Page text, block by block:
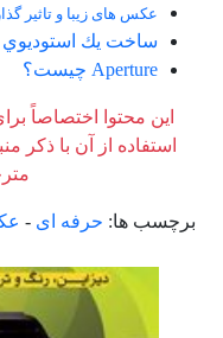
عکس های زیبا و تاثیر گذار
ساخت يك
Aperture چيست؟
این محتوا اختصاصاً
استفاده از آن با ذکر
برچسب ها: حرفه ای -